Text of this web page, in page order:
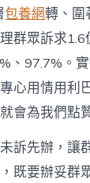
包養網轉、圍
群眾訴求
、97.7%。
心用情用利
會為我們點
訴先辦，讓
既要辦妥群